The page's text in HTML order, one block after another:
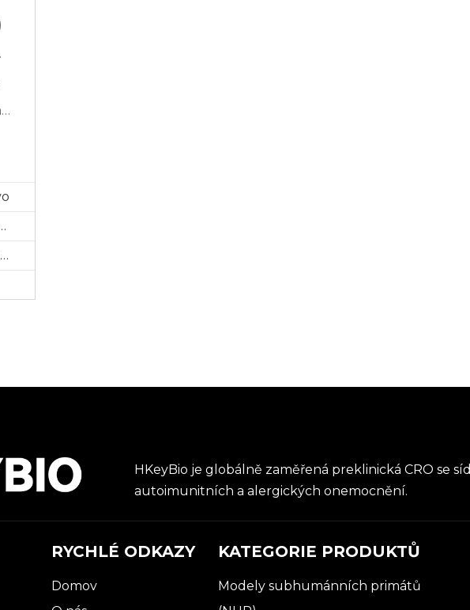
Chemoterapie indukovaná periferní neuropatie (CIPN)
účinnosti
Translační medicína a biomarkery
HKeyBio je globálně zaměřená preklinická CRO se
autoimunitních a alergických onemocnění.
RYCHLÉ ODKAZY
Domov
KATEGORIE PRODUKTŮ
Modely subhumánních primátů